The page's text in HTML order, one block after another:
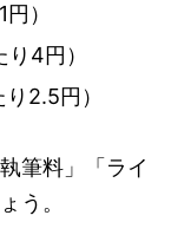
）
4円）
2.5円）
筆料」「ライ
う。